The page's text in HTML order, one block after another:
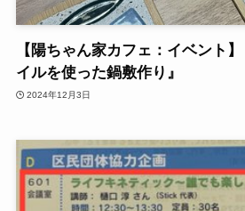
【陽ちゃん家カフェ：イベント
イルを使った鍋敷作り』
2024年12月3日